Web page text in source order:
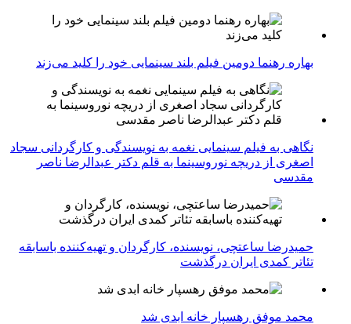
بهاره رهنما دومین فیلم بلند سینمایی خود را کلید می‌زند
نگاهی به فیلم سینمایی نغمه به نویسندگی و کارگردانی سجاد
اصغری از دریچه نوروسینما به قلم دکتر عبدالرضا ناصر
مقدسی
حمیدرضا ساعتچی، نویسنده، کارگردان و تهیه‌کننده باسابقه
تئاتر کمدی ایران درگذشت
محمد موفق رهسپار خانه ابدی شد